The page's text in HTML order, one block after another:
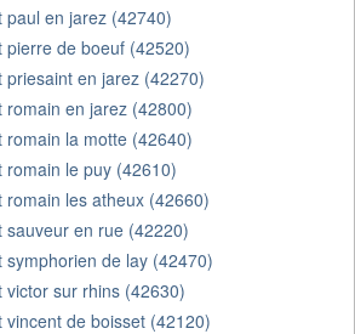
paul en jarez (42740)
pierre de boeuf (42520)
en jarez (42270)
romain en jarez (42800)
romain la motte (42640)
romain le puy (42610)
les atheux (42660)
sauveur en rue (42220)
de lay (42470)
sur rhins (42630)
de boisset (42120)